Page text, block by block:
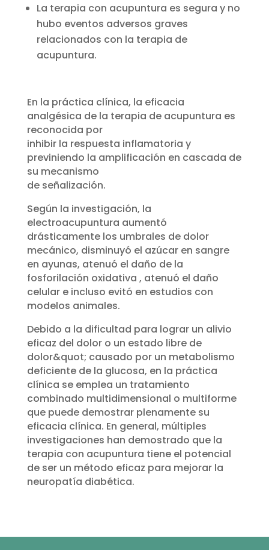
La terapia con acupuntura es segura y no
hubo eventos adversos graves
relacionados con la terapia de
acupuntura.
En la práctica clínica, la eficacia
analgésica de la terapia de acupuntura es
reconocida por
inhibir la respuesta inflamatoria y
previniendo la amplificación en cascada de
su mecanismo
de señalización.
Según la investigación, la
electroacupuntura aumentó
drásticamente los umbrales de dolor
mecánico, disminuyó el azúcar en sangre
en ayunas, atenuó el daño de la
fosforilación oxidativa , atenuó el daño
celular e incluso evitó en estudios con
modelos animales.
Debido a la dificultad para lograr un alivio
eficaz del dolor o un estado libre de
dolor&quot; causado por un metabolismo
deficiente de la glucosa, en la práctica
clínica se emplea un tratamiento
combinado multidimensional o multiforme
que puede demostrar plenamente su
eficacia clínica. En general, múltiples
investigaciones han demostrado que la
terapia con acupuntura tiene el potencial
de ser un método eficaz para mejorar la
neuropatía diabética.